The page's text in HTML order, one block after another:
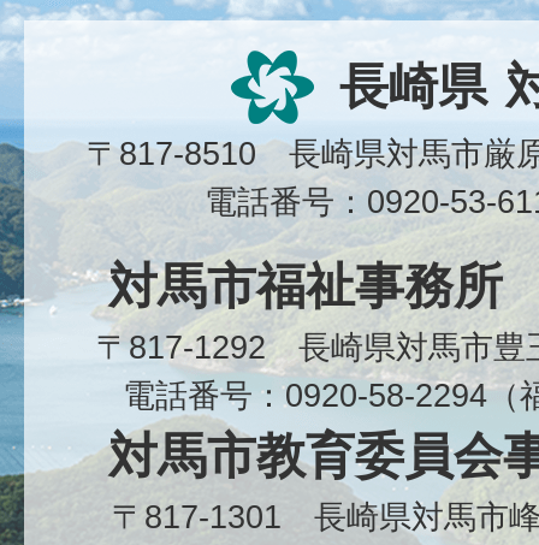
長崎県
〒817-8510 長崎県対馬市
電話番号：0920-53-
対馬市福祉事務所
〒817-1292 長崎県対馬市
電話番号：0920-58-2294（
対馬市教育委員会
〒817-1301 長崎県対馬市